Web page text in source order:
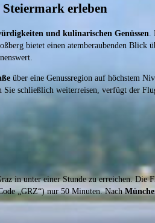
erleben
und kulinarischen Genüssen.
bietet einen atemberaubenden
über eine Genussregion auf höchstem
schließlich weiterreisen, verfügt der
in unter einer Stunde zu erreichen. Die
„GRZ“) nur 50 Minuten. Nach